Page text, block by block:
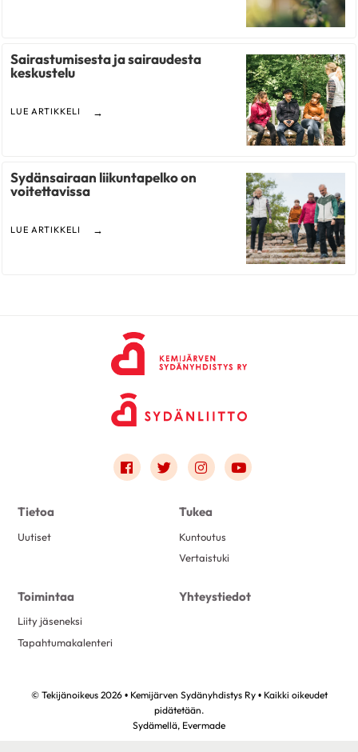
Sairastumisesta ja sairaudesta
keskustelu
LUE ARTIKKELI
Sydänsairaan liikuntapelko on
voitettavissa
LUE ARTIKKELI
Link to facebook
Link to twitter
Link to instagram
Link to youtube
Tietoa
Uutiset
Tukea
Kuntoutus
Vertaistuki
Toimintaa
Liity jäseneksi
Tapahtumakalenteri
Yhteystiedot
© Tekijänoikeus 2026 • Kemijärven Sydänyhdistys Ry • Kaikki oikeudet
pidätetään.
Sydämellä, Evermade